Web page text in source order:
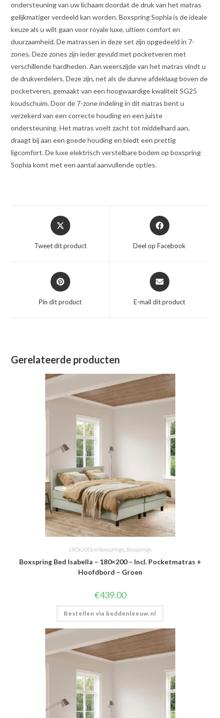
ondersteuning van uw lichaam doordat de druk van het matras
gelijkmatiger verdeeld kan worden. Boxspring Sophia is de ideale
keuze als u wilt gaan voor royale luxe, ultiem comfort en
duurzaamheid. De matrassen in deze set zijn opgedeeld in 7-
zones. Deze zones zijn ieder gevuld met pocketveren met
verschillende hardheden. Aan weerszijde van het matras vindt u
de drukverdelers. Deze zijn, net als de dunne afdeklaag boven de
pocketveren, gemaakt van een hoogwaardige kwaliteit SG25
koudschuim. Door de 7-zone indeling in dit matras bent u
verzekerd van een correcte houding en een juiste
ondersteuning. Het matras voelt zacht tot middelhard aan,
draagt bij aan een goede houding en biedt een prettig
ligcomfort. De luxe elektrisch verstelbare bodem op boxspring
Sophia komt met een aantal aanvullende opties.
Opent
in
een
nieuw
Tweet dit product
Opent
in
een
nieuw
Deel op Facebook
Opent
in
een
nieuw
Pin dit product
Opent
in
een
nieuw
E-mail dit product
Gerelateerde producten
180x200cm boxsprings, Boxsprings
Boxspring Bed Isabella – 180×200 – Incl. Pocketmatras +
Hoofdbord – Groen
€439.00
Bestellen via beddenleeuw.nl